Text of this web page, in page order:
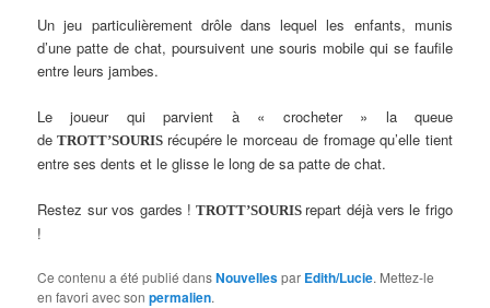
Un jeu particulièrement drôle dans lequel les enfants, munis
d’une patte de chat, poursuivent une souris mobile qui se faufile
entre leurs jambes.
Le joueur qui parvient à « crocheter » la queue
de TROTT’SOURIS récupére le morceau de fromage qu’elle tient
entre ses dents et le glisse le long de sa patte de chat.
Restez sur vos gardes ! TROTT’SOURIS repart déjà vers le frigo
!
Ce contenu a été publié dansNouvellespar Edith/Lucie. Mettez-le
en favori avec sonpermalien.